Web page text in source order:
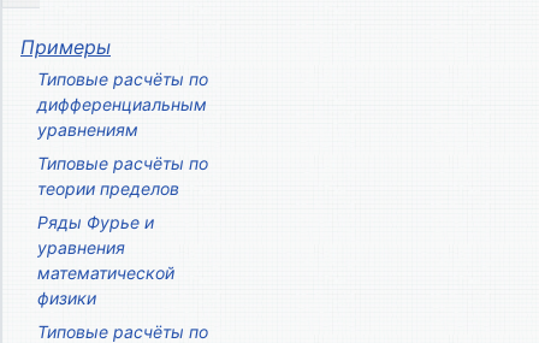
Примеры
Типовые расчёты по
дифференциальным
уравнениям
Типовые расчёты по
теории пределов
Ряды Фурье и
уравнения
математической
физики
Типовые расчёты по